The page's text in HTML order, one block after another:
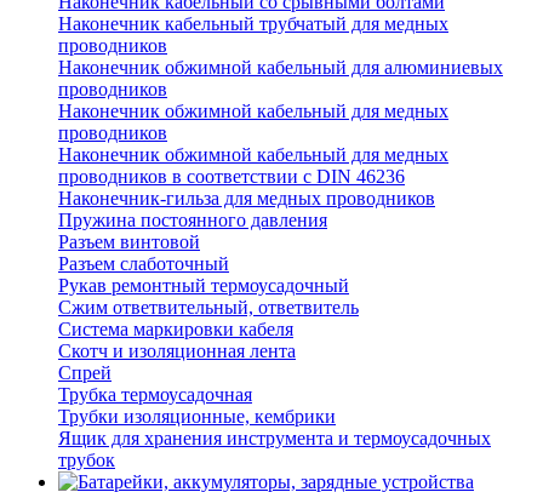
Наконечник кабельный трубчатый для медных
проводников
Наконечник обжимной кабельный для алюминиевых
проводников
Наконечник обжимной кабельный для медных
проводников
Наконечник обжимной кабельный для медных
проводников в соответствии с DIN 46236
Наконечник-гильза для медных проводников
Пружина постоянного давления
Разъем винтовой
Разъем слаботочный
Рукав ремонтный термоусадочный
Сжим ответвительный, ответвитель
Система маркировки кабеля
Скотч и изоляционная лента
Спрей
Трубка термоусадочная
Трубки изоляционные, кембрики
Ящик для хранения инструмента и термоусадочных
трубок